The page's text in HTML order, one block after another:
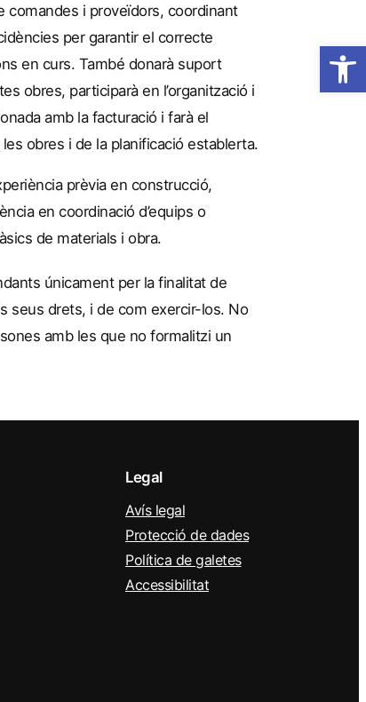
Obre
comandes i proveïdors, coordinant
per garantir el correcte
en curs. També donarà suport
obres, participarà en l’organització i
amb la facturació i farà el
obres i de la planificació establerta.
prèvia en construcció,
en coordinació d’equips o
de materials i obra.
únicament per la finalitat de
seus drets, i de com exercir-los. No
amb les que no formalitzi un
Legal
Avís legal
Protecció de dades
Política de galetes
Accessibilitat